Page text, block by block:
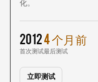
化。
2012
首次测试
4 个月前
最后测试
立即测试